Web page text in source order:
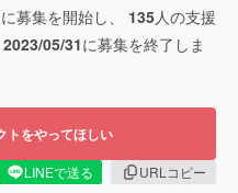
に募集を開始し、 135人の支援
2023/05/31に募集を終了しま
トをやってほしい
LINEで送る
URLコピー